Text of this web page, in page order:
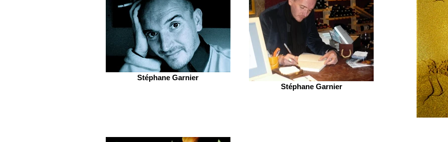
Stéphane Garnier
Stéphane Garnier